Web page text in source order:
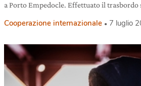
a Porto Empedocle. Effettuato il trasbordo
Cooperazione internazionale 7 luglio